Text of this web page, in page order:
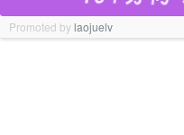
Promoted bylaojuelv